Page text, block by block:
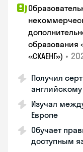
образования
«СКАЕНГ») •
Получил
Изучал
Европе
Обучает
доступным